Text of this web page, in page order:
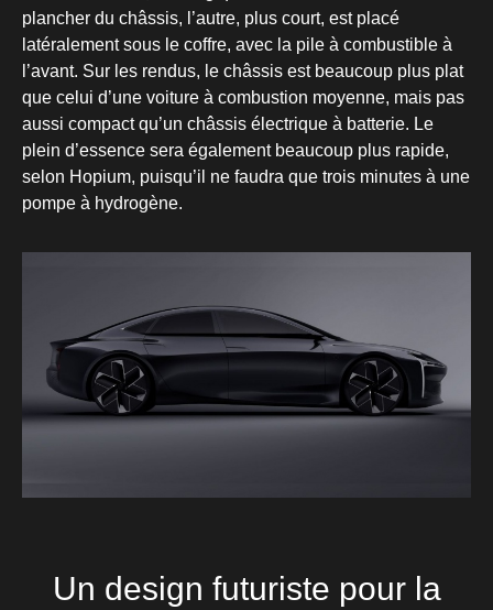
plancher du châssis, l’autre, plus court, est placé
latéralement sous le coffre, avec la pile à combustible à
l’avant. Sur les rendus, le châssis est beaucoup plus plat
que celui d’une voiture à combustion moyenne, mais pas
aussi compact qu’un châssis électrique à batterie. Le
plein d’essence sera également beaucoup plus rapide,
selon Hopium, puisqu’il ne faudra que trois minutes à une
pompe à hydrogène.
Un design futuriste pour la